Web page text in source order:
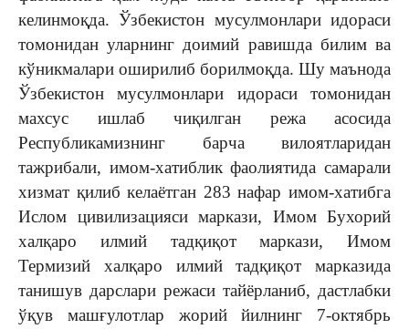
келинмоқда. Ўзбекистон мусулмонлари идораси
томонидан уларнинг доимий равишда билим ва
кўникмалари оширилиб борилмоқда. Шу маънода
Ўзбекистон мусулмонлари идораси томонидан
махсус ишлаб чиқилган режа асосида
Республикамизнинг барча вилоятларидан
тажрибали, имом-хатиблик фаолиятида самарали
хизмат қилиб келаётган 283 нафар имом-хатибга
Ислом цивилизацияси маркази, Имом Бухорий
халқаро илмий тадқиқот маркази, Имом
Термизий халқаро илмий тадқиқот марказида
танишув дарслари режаси тайёрланиб, дастлабки
ўқув машғулотлар жорий йилнинг 7-октябрь